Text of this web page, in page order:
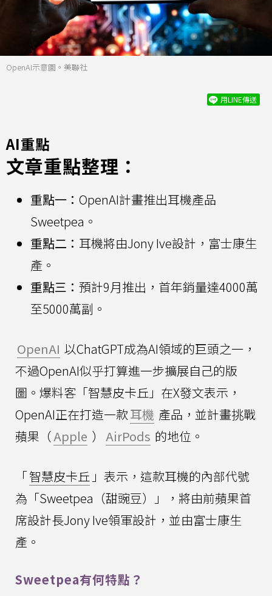
OpenAI示意圖。美聯社
用LINE傳送
AI重點
文章重點整理：
重點一： OpenAI計畫推出耳機產品
Sweetpea。
重點二： 耳機將由Jony Ive設計，富士康生
產。
重點三： 預計9月推出，首年銷量達4000萬
至5000萬副。
OpenAI 以ChatGPT成為AI領域的巨頭之一，
不過OpenAI似乎打算進一步擴展自己的版
圖。爆料客「智慧皮卡丘」在X發文表示，
OpenAI正在打造一款耳機 產品，並計畫挑戰
蘋果（Apple ） AirPods 的地位。
「智慧皮卡丘 」表示，這款耳機的內部代號
為「Sweetpea（甜豌豆）」，將由前蘋果首
席設計長Jony Ive領軍設計，並由富士康生
產。
Sweetpea有何特點？